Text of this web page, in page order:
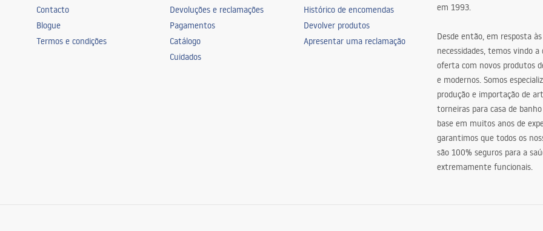
Contacto
Blogue
Termos e condições
Devoluções e reclamações
Pagamentos
Catálogo
Cuidados
Histórico de encomendas
Devolver produtos
Apresentar uma reclamação
em 1993.
Desde então, em resposta
necessidades, temos vindo
oferta com novos produtos
e modernos. Somos
produção e importação de
torneiras para casa de
base em muitos anos de
garantimos que todos os
são 100% seguros para a
extremamente funcionais.